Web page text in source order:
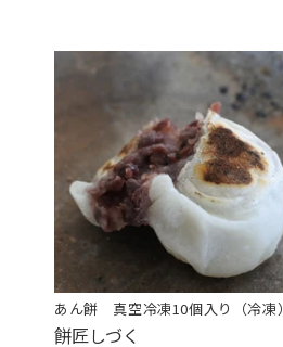
あん餅 真空冷凍10個入り（冷凍）
販
餅匠しづく